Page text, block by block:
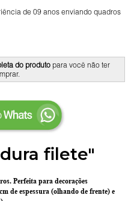
de 09 anos enviando quadros
do produto para você não ter
filete"
Perfeita para decorações
de espessura (olhando de frente) e